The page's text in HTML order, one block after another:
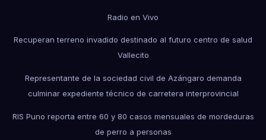
Radio en Vivo
Recuperan terreno invadido destinado al futuro centro de salud
Vallecito
Representante de la sociedad civil de Azángaro demanda
culminar expediente técnico de carretera interprovincial
RIS Puno reporta entre 60 y 80 casos mensuales de mordeduras
de perro a personas